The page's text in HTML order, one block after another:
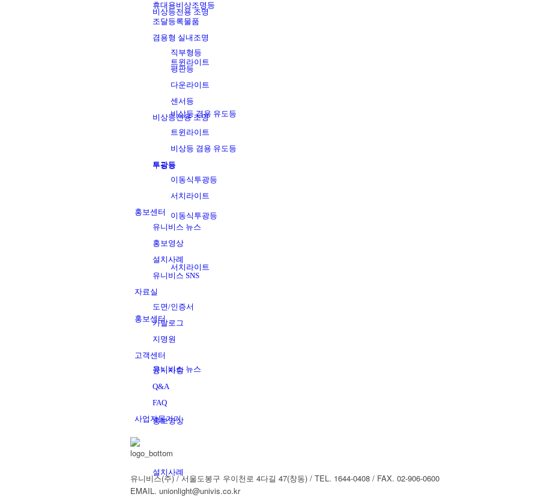
비상등전용 조명
트윈라이트
비상등 겸용 유도등
투광등
이동식투광등
서치라이트
홍보센터
유니비스 뉴스
홍보영상
설치사례
휴대용비상조명등
조달등록물품
겸용형 실내조명
직부형등
평판등
다운라이트
센서등
비상등전용 조명
트윈라이트
비상등 겸용 유도등
투광등
이동식투광등
서치라이트
홍보센터
유니비스 뉴스
홍보영상
설치사례
유니비스 SNS
자료실
도면/인증서
카탈로그
지명원
고객센터
공지사항
Q&A
FAQ
사업자몰가기
유니비스(주) / 서울도봉구 우이천로 4다길 47(창동) / TEL. 1644-0408 / FAX. 02-906-0600
EMAIL. unionlight@univis.co.kr